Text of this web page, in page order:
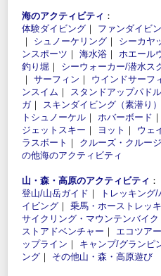
海のアクティビティ ：
体験ダイビング ｜ ファンダイビ
｜ シュノーケリング ｜ シーカヤ
ンスポーツ ｜ 海水浴 ｜ ホエール
釣り堀 ｜ シーウォーカー/潜水ス
｜ サーフィン ｜ ウインドサーフ
ンスイム ｜ スタンドアップパドル
ガ｜ スキンダイビング（素潜り）
トシュノーケル ｜ ホバーボード ｜
ジェットスキー ｜ ヨット ｜ ウェ
ラスボート ｜ クルーズ・クルー
の他海のアクティビティ
山・森・高原のアクティビティ ：
登山/山岳ガイド ｜ トレッキング
イビング ｜ 乗馬・ホーストレッ
サイクリング・マウンテンバイク
ストアドベンチャー ｜ エコツアー
ップライン ｜ キャンプ/グランピ
ング ｜ その他山・森・高原遊び